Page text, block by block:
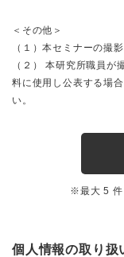
＜その他＞
（１）本セミナーの撮
（２） 本研究所職員
料に使用し公表する場
い。
※最大 5 件
個人情報の取り扱